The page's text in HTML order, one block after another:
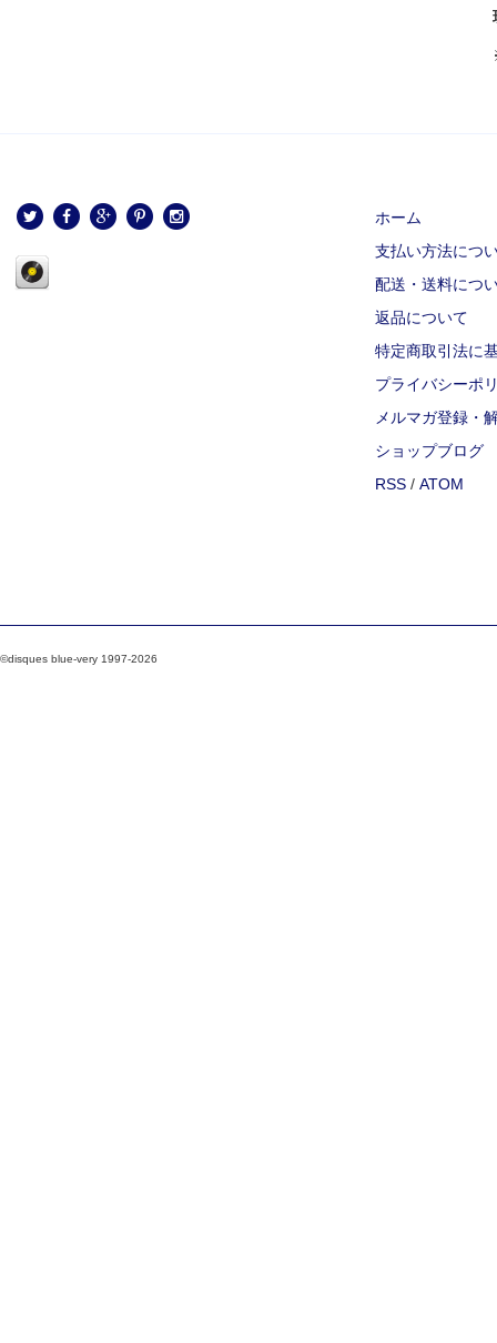
ホーム
支払い方法につ
配送・送料につ
返品について
特定商取引法に
プライバシーポ
メルマガ登録・
ショップブログ
RSS / ATOM
©disques blue-very 1997-2026